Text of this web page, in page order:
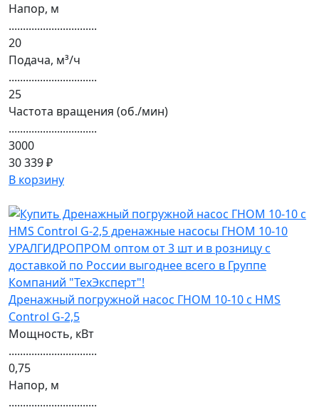
Напор, м
...............................
20
Подача, м³/ч
...............................
25
Частота вращения (об./мин)
...............................
3000
30 339 ₽
В корзину
Дренажный погружной насос ГНОМ 10-10 с HMS
Control G-2,5
Мощность, кВт
...............................
0,75
Напор, м
...............................